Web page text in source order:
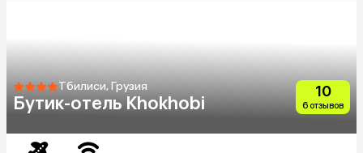
Тбилиси, Грузия
Бутик-отель Khokhobi
10
6 отзывов